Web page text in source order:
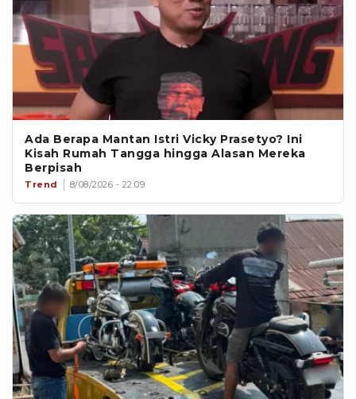
Ada Berapa Mantan Istri Vicky Prasetyo? Ini
Kisah Rumah Tangga hingga Alasan Mereka
Berpisah
Trend 8/08/2026 - 22:09